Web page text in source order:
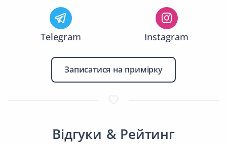
Telegram Instagram
Записатися на примірку
Відгуки & Рейтинг